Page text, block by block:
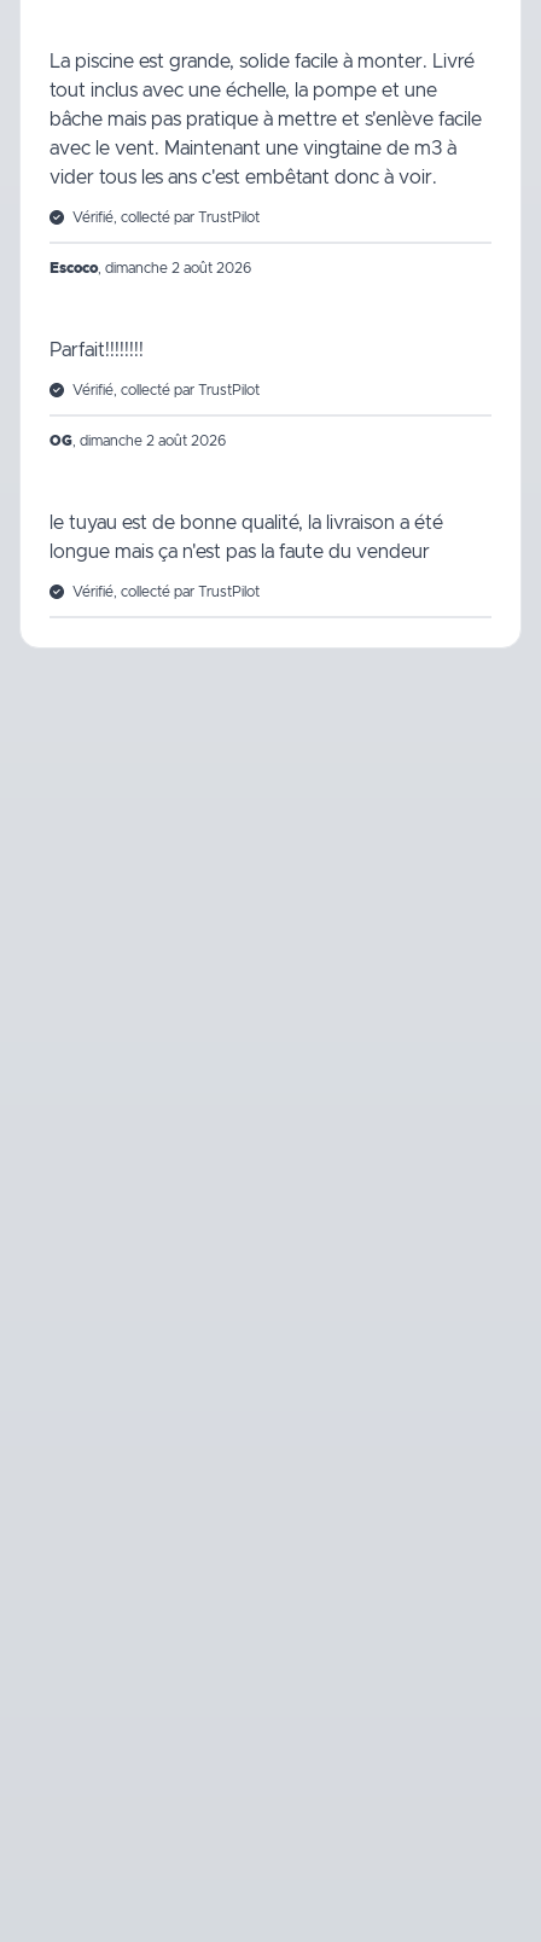
La piscine est grande, solide facile à monter. Livré
tout inclus avec une échelle, la pompe et une
bâche mais pas pratique à mettre et s'enlève facile
avec le vent. Maintenant une vingtaine de m3 à
vider tous les ans c'est embêtant donc à voir.
Vérifié, collecté par TrustPilot
Escoco, dimanche 2 août 2026
Parfait!!!!!!!!
Vérifié, collecté par TrustPilot
OG dimanche 2 août 2026
le tuyau est de bonne qualité, la livraison a été
longue mais ça n'est pas la faute du vendeur
Vérifié, collecté par TrustPilot